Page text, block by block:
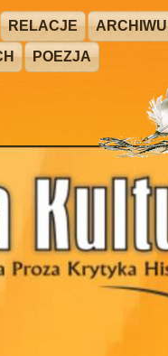
RELACJE
POEZJA